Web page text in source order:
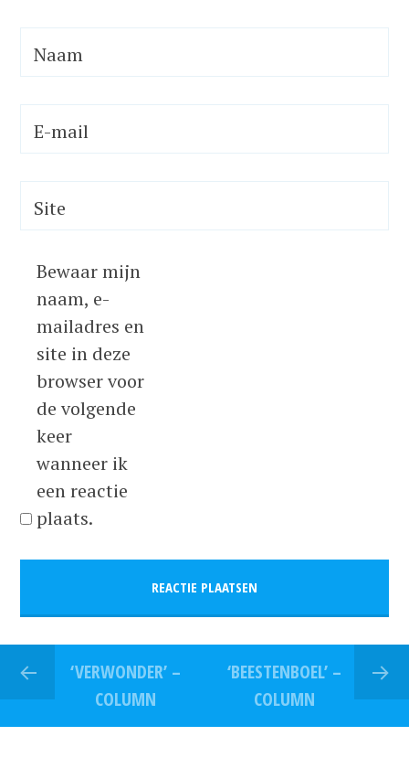
Naam
E-mail
Site
Bewaar mijn
naam, e-
mailadres en
site in deze
browser voor
de volgende
keer
wanneer ik
een reactie
plaats.
‘VERWONDER’ –
COLUMN
‘BEESTENBOEL’ –
COLUMN